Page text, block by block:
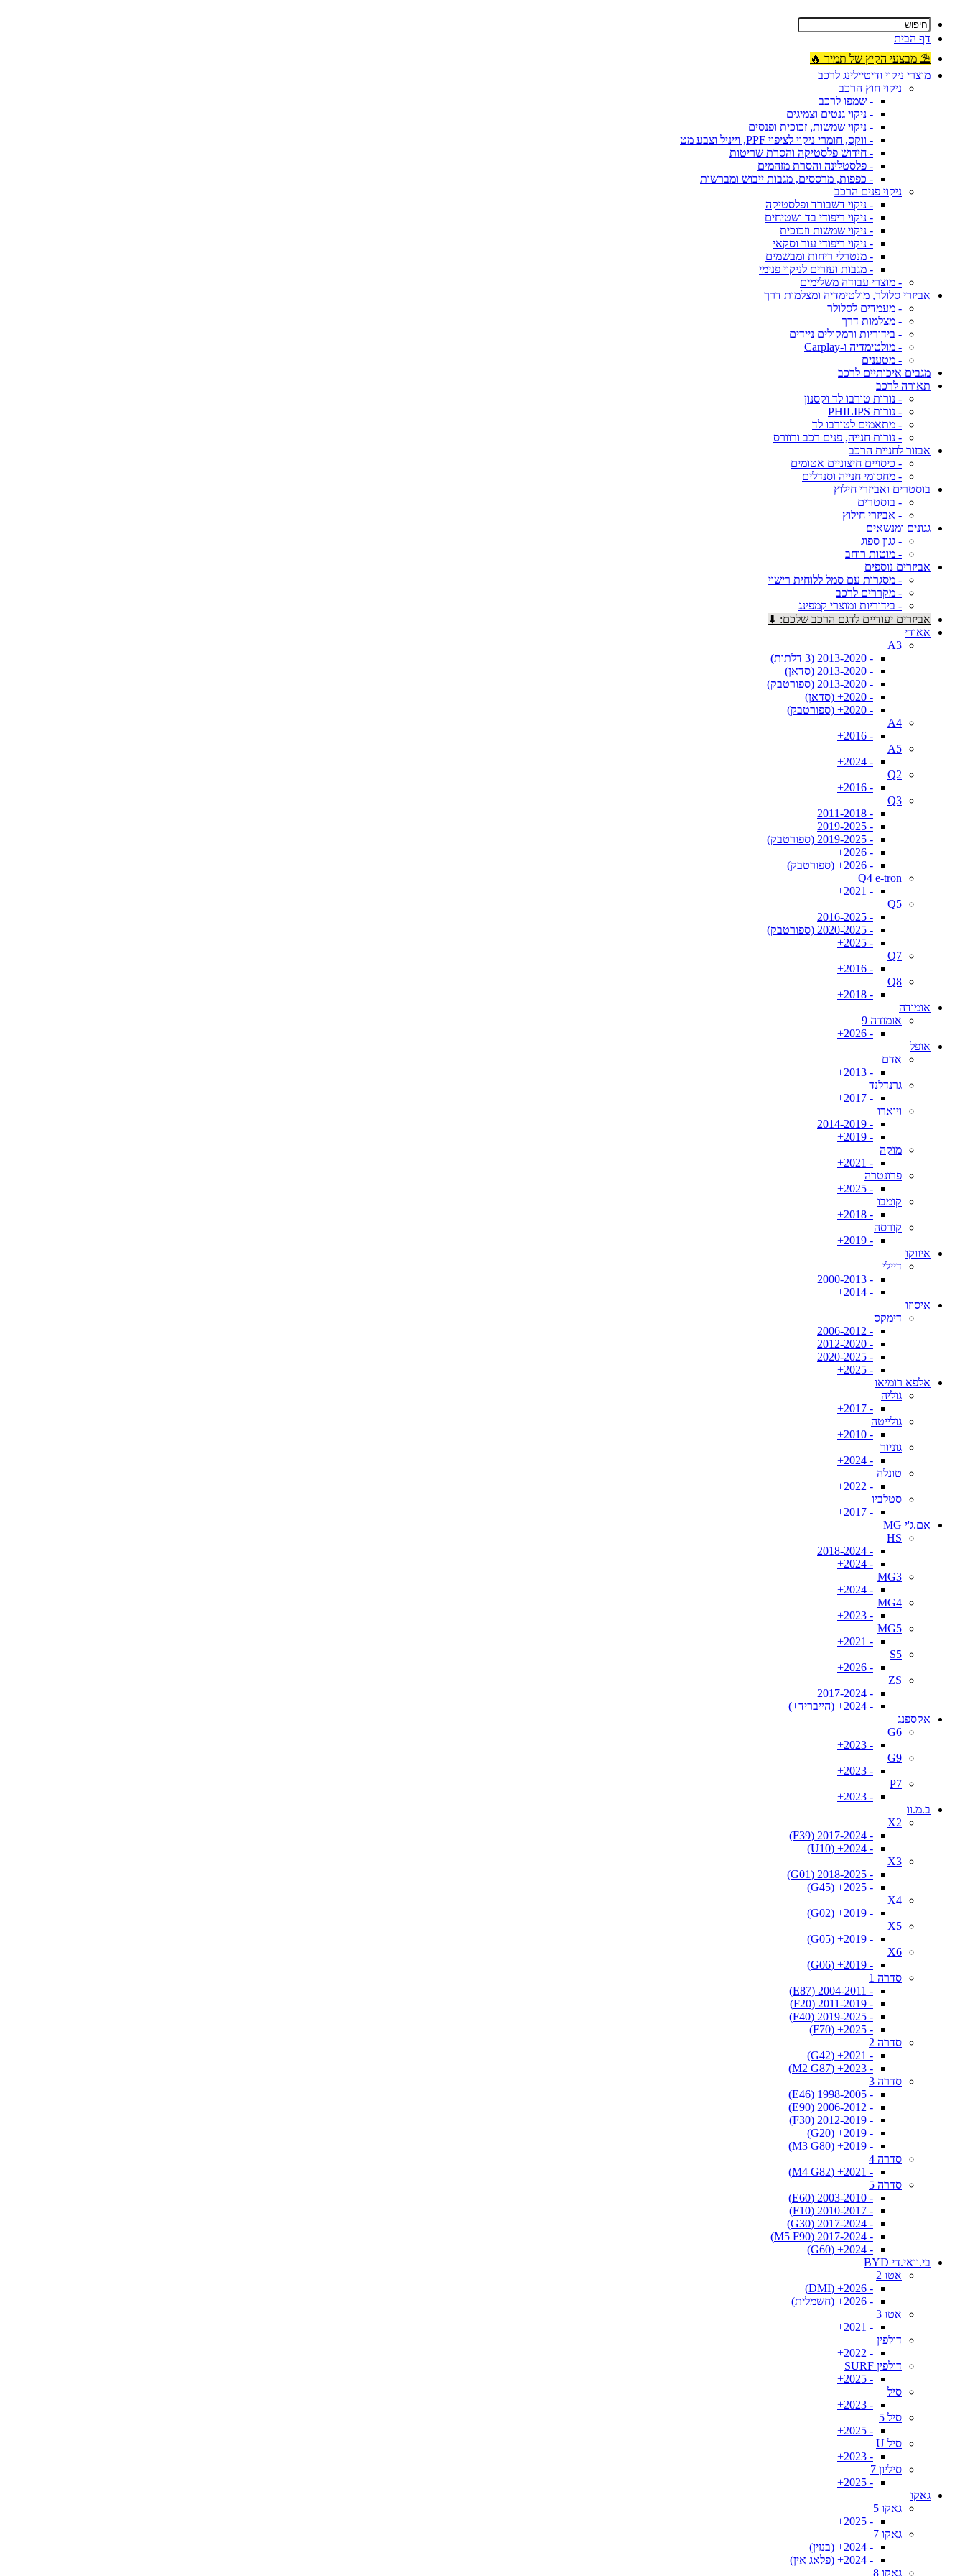
דף הבית
⛱ מבצעי הקיץ של תמיר 🔥
מוצרי ניקוי ודיטיילינג לרכב
ניקוי חוץ הרכב
- שמפו לרכב
- ניקוי גנטים וצמיגים
- ניקוי שמשות, זכוכית ופנסים
- ווקס, חומרי ניקוי לציפוי PPF, וייניל וצבע מט
- חידוש פלסטיקה והסרת שריטות
- פלסטלינה והסרת מזהמים
- כפפות, מרססים, מגבות ייבוש ומברשות
ניקוי פנים הרכב
- ניקוי דשבורד ופלסטיקה
- ניקוי ריפודי בד ושטיחים
- ניקוי שמשות וזכוכית
- ניקוי ריפודי עור וסקאי
- מנטרלי ריחות ומבשמים
- מגבות ועזרים לניקוי פנימי
- מוצרי עבודה משלימים
אביזרי סלולר, מולטימדיה ומצלמות דרך
- מעמדים לסלולר
- מצלמות דרך
- בידוריות ורמקולים ניידים
- מולטימדיה ו-Carplay
- מטענים
מגבים איכותיים לרכב
תאורה לרכב
- נורות טורבו לד וקסנון
- נורות PHILIPS
- מתאמים לטורבו לד
- נורות חנייה, פנים רכב ורוורס
אבזור לחניית הרכב
- כיסויים חיצוניים אטומים
- מחסומי חנייה וסנדלים
בוסטרים ואביזרי חילוץ
- בוסטרים
- אביזרי חילוץ
גגונים ומנשאים
- גגון ספוג
- מוטות רוחב
אביזרים נוספים
- מסגרות עם סמל ללוחית רישוי
- מקררים לרכב
- בידוריות ומוצרי קמפינג
אביזרים יעודיים לדגם הרכב שלכם: ⬇
אאודי
A3
- 2013-2020 (3 דלתות)
- 2013-2020 (סדאן)
- 2013-2020 (ספורטבק)
- 2020+ (סדאן)
- 2020+ (ספורטבק)
A4
- 2016+
A5
- 2024+
Q2
- 2016+
Q3
- 2011-2018
- 2019-2025
- 2019-2025 (ספורטבק)
- 2026+
- 2026+ (ספורטבק)
Q4 e-tron
- 2021+
Q5
- 2016-2025
- 2020-2025 (ספורטבק)
- 2025+
Q7
- 2016+
Q8
- 2018+
אומודה
אומודה 9
- 2026+
אופל
אדם
- 2013+
גרנדלנד
- 2017+
ויוארו
- 2014-2019
- 2019+
מוקה
- 2021+
פרונטרה
- 2025+
קומבו
- 2018+
קורסה
- 2019+
איווקו
דיילי
- 2000-2013
- 2014+
איסוזו
דימקס
- 2006-2012
- 2012-2020
- 2020-2025
- 2025+
אלפא רומיאו
גוליה
- 2017+
גולייטה
- 2010+
גוניור
- 2024+
טונלה
- 2022+
סטלביו
- 2017+
אם.ג'י MG
HS
- 2018-2024
- 2024+
MG3
- 2024+
MG4
- 2023+
MG5
- 2021+
S5
- 2026+
ZS
- 2017-2024
- 2024+ (הייבריד+)
אקספנג
G6
- 2023+
G9
- 2023+
P7
- 2023+
ב.מ.וו
X2
- 2017-2024 (F39)
- 2024+ (U10)
X3
- 2018-2025 (G01)
- 2025+ (G45)
X4
- 2019+ (G02)
X5
- 2019+ (G05)
X6
- 2019+ (G06)
סדרה 1
- 2004-2011 (E87)
- 2011-2019 (F20)
- 2019-2025 (F40)
- 2025+ (F70)
סדרה 2
- 2021+ (G42)
- 2023+ (M2 G87)
סדרה 3
- 1998-2005 (E46)
- 2006-2012 (E90)
- 2012-2019 (F30)
- 2019+ (G20)
- 2019+ (M3 G80)
סדרה 4
- 2021+ (M4 G82)
סדרה 5
- 2003-2010 (E60)
- 2010-2017 (F10)
- 2017-2024 (G30)
- 2017-2024 (M5 F90)
- 2024+ (G60)
בי.וואי.די BYD
אטו 2
- 2026+ (DMI)
- 2026+ (חשמלית)
אטו 3
- 2021+
דולפין
- 2022+
דולפין SURF
- 2025+
סיל
- 2023+
סיל 5
- 2025+
סיל U
- 2023+
סיליון 7
- 2025+
גאקו
גאקו 5
- 2025+
גאקו 7
- 2024+ (בנזין)
- 2024+ (פלאג אין)
גאקו 8